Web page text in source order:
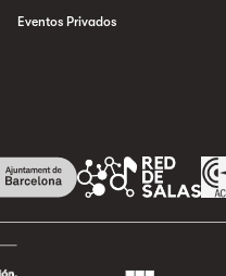
Eventos Privados